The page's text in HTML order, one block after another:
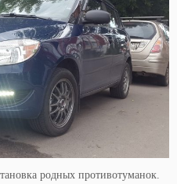
родных противотуманок.